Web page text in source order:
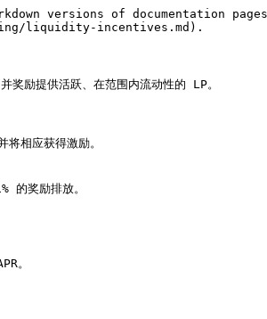
versions of documentation
liquidity-incentives.md).
奖励提供活跃、在范围内流动性的 LP。
相应获得激励。
的奖励排放。
。